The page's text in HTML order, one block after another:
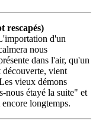
rescapés)
d'un
nous
dans l'air, qu'un
découverte, vient
vieux démons
nous étayé la suite" et
longtemps.